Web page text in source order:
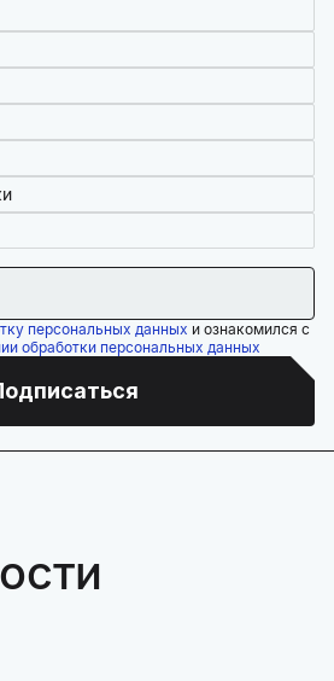
персональных данных и ознакомился с
обработки персональных данных